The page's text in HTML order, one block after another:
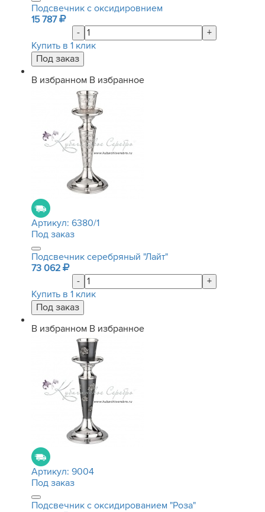
Подсвечник с оксидировнием
15 787
-
+
Купить в 1 клик
В избранном В избранное
Артикул: 6380/1
Под заказ
Подсвечник серебряный "Лайт"
73 062
-
+
Купить в 1 клик
В избранном В избранное
Артикул: 9004
Под заказ
Подсвечник с оксидированием "Роза"